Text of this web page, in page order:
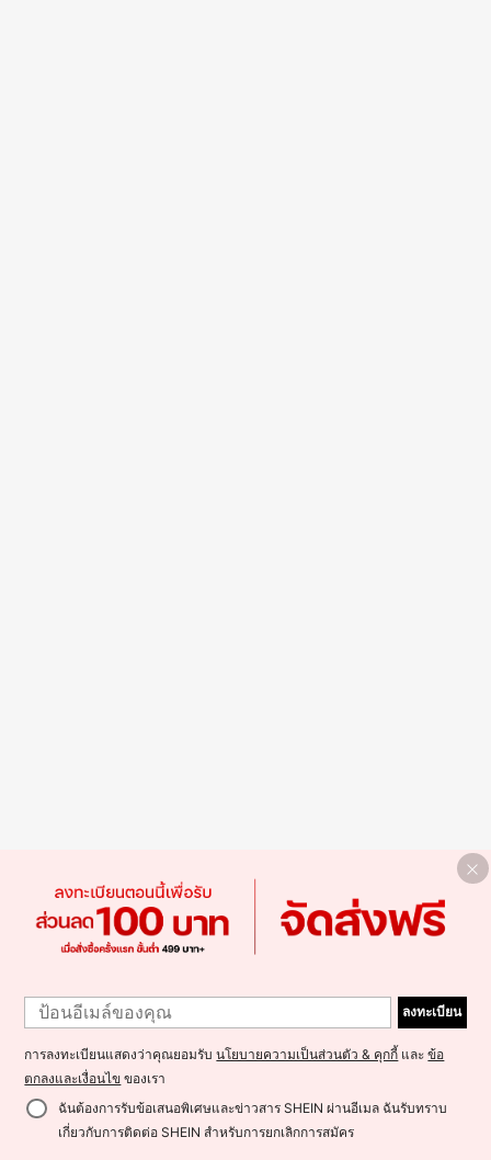
ลงทะเบียน
การลงทะเบียนแสดงว่าคุณยอมรับนโยบายความเป็นส่วนตัว & คุกกี้ และข้อ
ตกลงและเงื่อนไข ของเรา
ฉันต้องการรับข้อเสนอพิเศษและข่าวสาร SHEIN ผ่านอีเมล ฉันรับทราบ
เกี่ยวกับการติดต่อ SHEIN สำหรับการยกเลิกการสมัคร